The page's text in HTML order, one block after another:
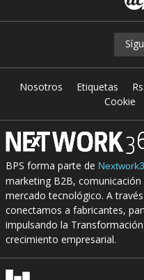
Nosotros Etiquetas
Cookie
BPS forma parte de
marketing B2B,
mercado tecnológico. A
conectamos a fabricantes,
impulsando la
crecimiento empresarial.